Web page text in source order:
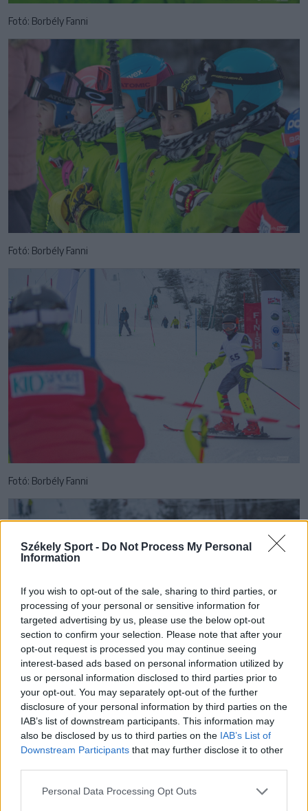
Székely Sport - Do Not Process My Personal
Information
If you wish to opt-out of the sale, sharing to third parties, or
processing of your personal or sensitive information for
targeted advertising by us, please use the below opt-out
section to confirm your selection. Please note that after your
opt-out request is processed you may continue seeing
interest-based ads based on personal information utilized by
us or personal information disclosed to third parties prior to
your opt-out. You may separately opt-out of the further
disclosure of your personal information by third parties on the
IAB’s list of downstream participants. This information may
also be disclosed by us to third parties on the IAB’s List of
Downstream Participants that may further disclose it to other
Personal Data Processing Opt Outs
Fotó: Borbély Fanni
Fotó: Borbély Fanni
Fotó: Borbély Fanni
Fotó: Borbély Fanni